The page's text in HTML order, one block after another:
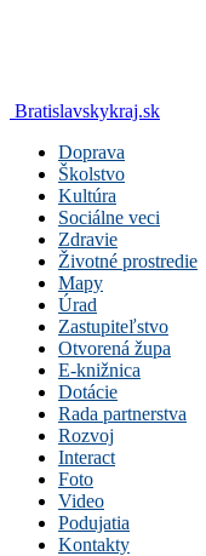
Bratislavskykraj.sk
Doprava
Školstvo
Kultúra
Sociálne veci
Zdravie
Životné prostredie
Mapy
Úrad
Zastupiteľstvo
Otvorená župa
E-knižnica
Dotácie
Rada partnerstva
Rozvoj
Interact
Foto
Video
Podujatia
Kontakty